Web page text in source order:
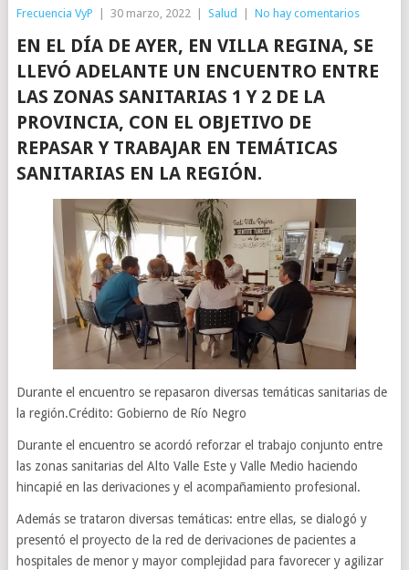
Frecuencia VyP 30 marzo, 2022 Salud No hay comentarios
EN EL DÍA DE AYER, EN VILLA REGINA, SE
LLEVÓ ADELANTE UN ENCUENTRO ENTRE
LAS ZONAS SANITARIAS 1 Y 2 DE LA
PROVINCIA, CON EL OBJETIVO DE
REPASAR Y TRABAJAR EN TEMÁTICAS
SANITARIAS EN LA REGIÓN.
Durante el encuentro se repasaron diversas temáticas sanitarias de
la región.Crédito: Gobierno de Río Negro
Durante el encuentro se acordó reforzar el trabajo conjunto entre
las zonas sanitarias del Alto Valle Este y Valle Medio haciendo
hincapié en las derivaciones y el acompañamiento profesional.
Además se trataron diversas temáticas: entre ellas, se dialogó y
presentó el proyecto de la red de derivaciones de pacientes a
hospitales de menor y mayor complejidad para favorecer y agilizar